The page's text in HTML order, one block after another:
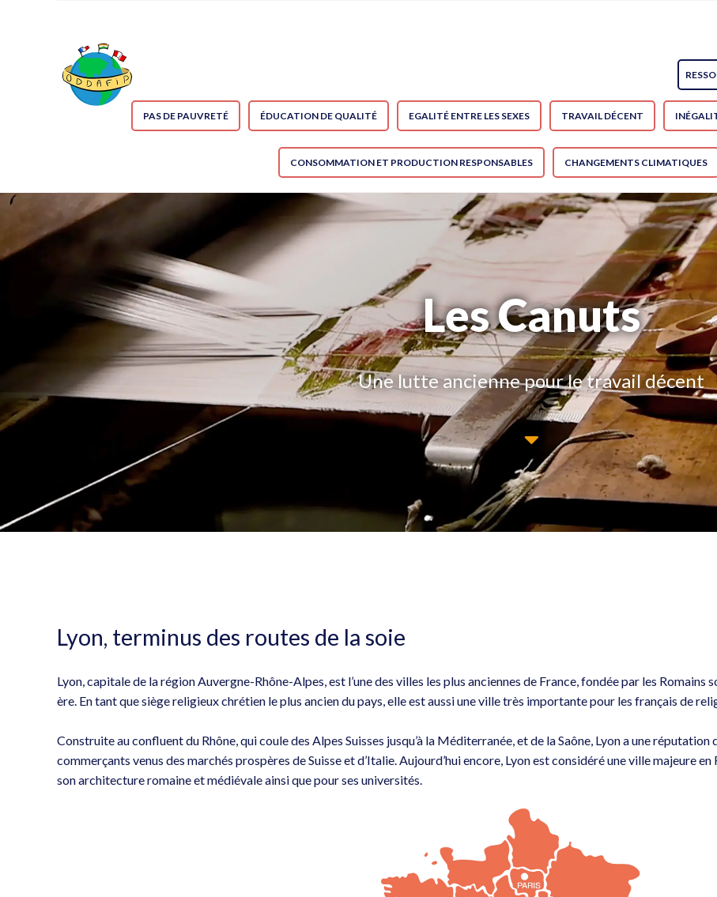
PAS DE PAUVRETÉ ÉDUCATION DE QUALITÉ EGALITÉ ENTRE LES SEXES TRAVAIL DÉCENT
CONSOMMATION ET PRODUCTION RESPONSABLES CHANGEMENTS CLIMATIQUES
Les Canuts
Une lutte ancienne pour le travail décent
Lyon, terminus des routes de la soie
Lyon, capitale de la région Auvergne-Rhône-Alpes, est l’une des villes les plus anciennes de France, fondée par les
ère. En tant que siège religieux chrétien le plus ancien du pays, elle est aussi une ville très importante pour les français de
Construite au confluent du Rhône, qui coule des Alpes Suisses jusqu’à la Méditerranée, et de la Saône, Lyon a une
commerçants venus des marchés prospères de Suisse et d’Italie. Aujourd’hui encore, Lyon est considéré une ville majeure
son architecture romaine et médiévale ainsi que pour ses universités.